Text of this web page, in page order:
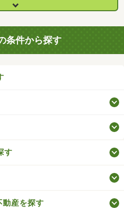
条件から探す
す
産を探す